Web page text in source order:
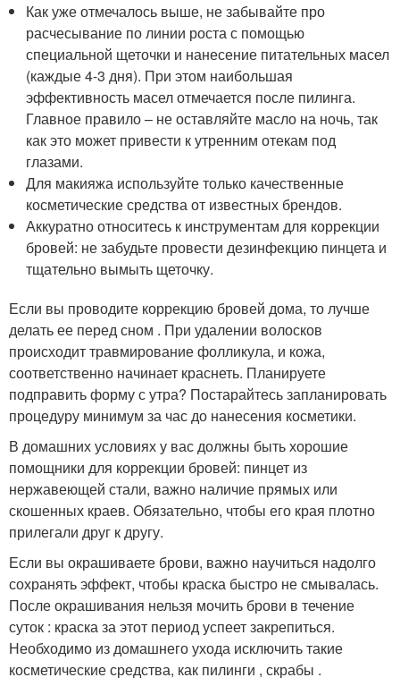
Как уже отмечалось выше, не забывайте про
расчесывание по линии роста с помощью
специальной щеточки и нанесение питательных масел
(каждые 4-3 дня). При этом наибольшая
эффективность масел отмечается после пилинга.
Главное правило – не оставляйте масло на ночь, так
как это может привести к утренним отекам под
глазами.
Для макияжа используйте только качественные
косметические средства от известных брендов.
Аккуратно относитесь к инструментам для коррекции
бровей: не забудьте провести дезинфекцию пинцета и
тщательно вымыть щеточку.
Если вы проводите коррекцию бровей дома, то лучше
делать ее перед сном . При удалении волосков
происходит травмирование фолликула, и кожа,
соответственно начинает краснеть. Планируете
подправить форму с утра? Постарайтесь запланировать
процедуру минимум за час до нанесения косметики.
В домашних условиях у вас должны быть хорошие
помощники для коррекции бровей: пинцет из
нержавеющей стали, важно наличие прямых или
скошенных краев. Обязательно, чтобы его края плотно
прилегали друг к другу.
Если вы окрашиваете брови, важно научиться надолго
сохранять эффект, чтобы краска быстро не смывалась.
После окрашивания нельзя мочить брови в течение
суток : краска за этот период успеет закрепиться.
Необходимо из домашнего ухода исключить такие
косметические средства, как пилинги , скрабы .